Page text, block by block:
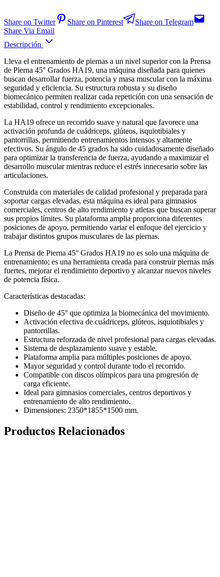
Share on Twitter Share on Pinterest
Share on Telegram
Share Via Email
Descripción
Lleva el entrenamiento de piernas a un nivel superior con la Prensa
de Pierna 45° Grados HA19, una máquina diseñada para quienes
buscan desarrollar fuerza, potencia y masa muscular con la máxima
seguridad y eficiencia. Su estructura robusta y su diseño
biomecánico permiten realizar cada repetición con una sensación de
estabilidad, control y rendimiento excepcionales.
La HA19 ofrece un recorrido suave y natural que favorece una
activación profunda de cuádriceps, glúteos, isquiotibiales y
pantorrillas, permitiendo entrenamientos intensos y altamente
efectivos. Su ángulo de 45 grados ha sido cuidadosamente diseñado
para optimizar la transferencia de fuerza, ayudando a maximizar el
desarrollo muscular mientras reduce el estrés innecesario sobre las
articulaciones.
Construida con materiales de calidad profesional y preparada para
soportar cargas elevadas, esta máquina es ideal para gimnasios
comerciales, centros de alto rendimiento y atletas que buscan superar
sus propios límites. Su plataforma amplia proporciona diferentes
posiciones de apoyo, permitiendo variar el enfoque del ejercicio y
trabajar distintos grupos musculares de las piernas.
La Prensa de Pierna 45° Grados HA19 no es solo una máquina de
entrenamiento; es una herramienta creada para construir piernas más
fuertes, mejorar el rendimiento deportivo y alcanzar nuevos niveles
de potencia física.
Características destacadas:
Diseño de 45° que optimiza la biomecánica del movimiento.
Activación efectiva de cuádriceps, glúteos, isquiotibiales y
pantorrillas.
Estructura reforzada de nivel profesional para cargas elevadas.
Sistema de desplazamiento suave y estable.
Plataforma amplia para múltiples posiciones de apoyo.
Mayor seguridad y control durante todo el recorrido.
Compatible con discos olímpicos para una progresión de
carga eficiente.
Ideal para gimnasios comerciales, centros deportivos y
entrenamiento de alto rendimiento.
Dimensiones: 2350*1855*1500 mm.
Productos Relacionados